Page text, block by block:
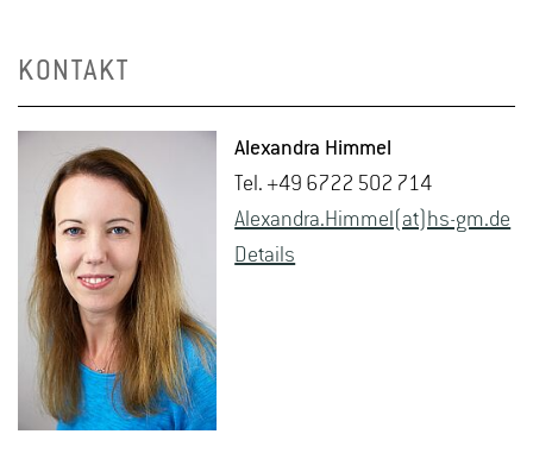
KONTAKT
Alex­an­dra Him­mel
Tel. +49 6722 502 714
Alex­an­dra.Him­mel(at)hs-​gm.​de
De­tails